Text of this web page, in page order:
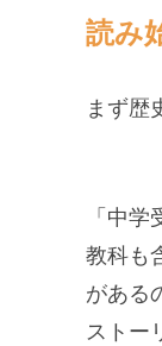
読み
まず歴
「中
教科も
がある
ストー